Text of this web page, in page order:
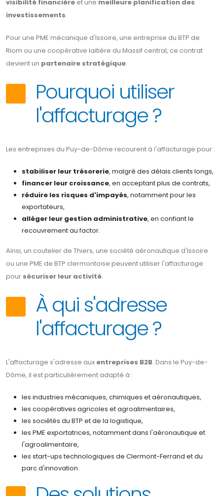
visibilité financière et une meilleure planification des
investissements.
Pour une PME mécanique d'Issoire, une entreprise du BTP de
Riom ou une coopérative laitière du Massif central, ce contrat
devient un partenaire stratégique.
Pourquoi utiliser
l'affacturage ?
Les entreprises du Puy-de-Dôme recourent à l'affacturage pour :
stabiliser leur trésorerie, malgré des délais clients longs,
financer leur croissance, en acceptant plus de contrats,
réduire les risques d'impayés, notamment pour les
exportateurs,
alléger leur gestion administrative, en confiant le
recouvrement au factor.
Ainsi, un coutelier de Thiers, une société aéronautique d'Issoire
ou une PME de BTP clermontoise peuvent utiliser l'affacturage
pour sécuriser leur activité.
À qui s'adresse
l'affacturage ?
L'affacturage s'adresse aux entreprises B2B. Dans le Puy-de-
Dôme, il est particulièrement adapté à :
les industries mécaniques, chimiques et aéronautiques,
les coopératives agricoles et agroalimentaires,
les sociétés du BTP et de la logistique,
les PME exportatrices, notamment dans l'aéronautique et
l'agroalimentaire,
les start-ups technologiques de Clermont-Ferrand et du
parc d'innovation.